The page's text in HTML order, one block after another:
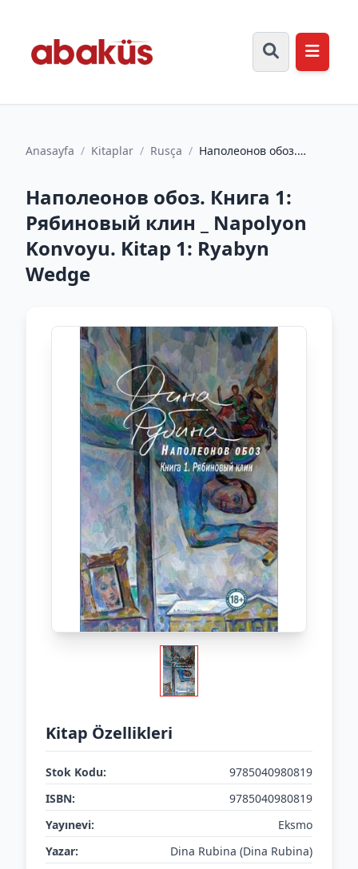
Anasayfa / Kitaplar / Rusça / Наполеонов обоз.
Konvoyu. Kit...
Наполеонов обоз. Книга 1:
Рябиновый клин _ Napolyon
Konvoyu. Kitap 1: Ryabyn
Wedge
Kitap Özellikleri
Stok Kodu:
9785040980819
ISBN:
9785040980819
Yayınevi:
Eksmo
Yazar:
Dina Rubina (Dina Rubina)